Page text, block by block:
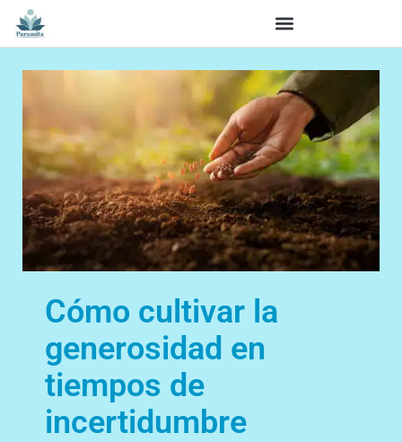
Cómo cultivar la
generosidad en
tiempos de
incertidumbre